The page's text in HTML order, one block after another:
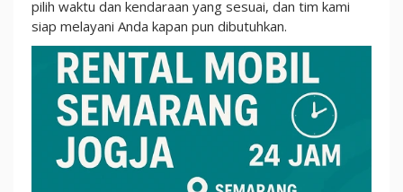
pilih waktu dan kendaraan yang sesuai, dan tim kami
siap melayani Anda kapan pun dibutuhkan.